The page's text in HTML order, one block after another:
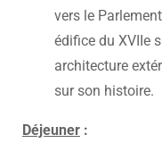
vers le
édifice du XVIIe
architecture
sur son histoire.
Déjeuner :